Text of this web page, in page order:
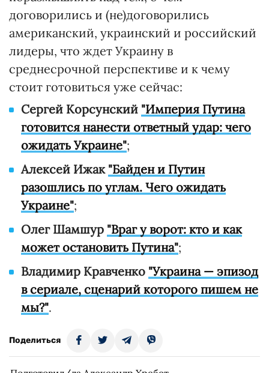
договорились и (не)договорились
американский, украинский и российский
лидеры, что ждет Украину в
среднесрочной перспективе и к чему
стоит готовиться уже сейчас:
Сергей Корсунский "Империя Путина
готовится нанести ответный удар: чего
ожидать Украине";
Алексей Ижак "Байден и Путин
разошлись по углам. Чего ожидать
Украине";
Олег Шамшур "Враг у ворот: кто и как
может остановить Путина";
Владимир Кравченко "Украина — эпизод
в сериале, сценарий которого пишем не
мы?".
Поделиться